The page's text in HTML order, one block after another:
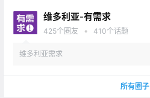
维多利亚-有需求
425个圈友 • 410个话题
维多利亚需求
所有圈子